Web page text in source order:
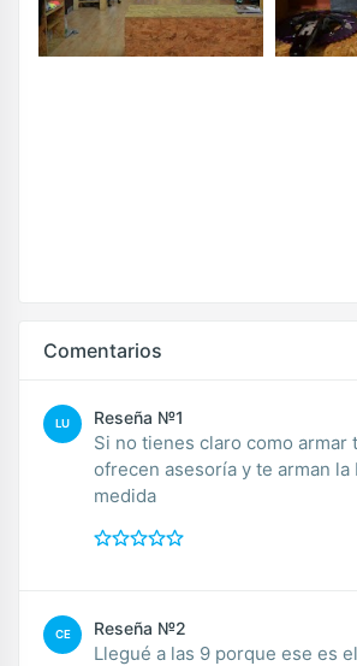
Comentarios
LU Reseña №1
Si no tienes claro como armar
ofrecen asesoría y te arman
medida
CE Reseña №2
Llegué a las 9 porque ese es